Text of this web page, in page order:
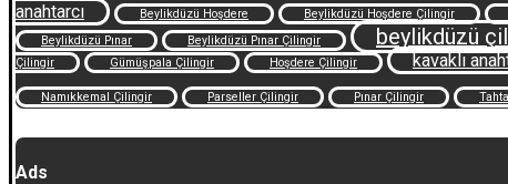
anahtarcı
Beylikdüzü Hoşdere Beylikdüzü Hoşdere Çilingir
Beylikdüzü Pınar Beylikdüzü Pınar Çilingir beylikdüzü
Çilingir
Gümüşpala Çilingir Hoşdere Çilingir kavaklı
Namıkkemal Çilingir Parseller Çilingir Pınar Çilingir
Ads